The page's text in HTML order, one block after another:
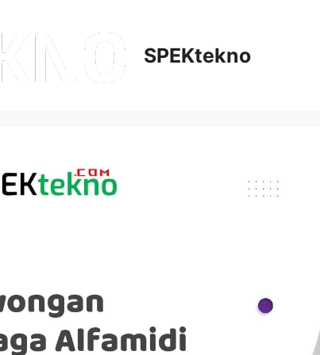
SPEKtekno